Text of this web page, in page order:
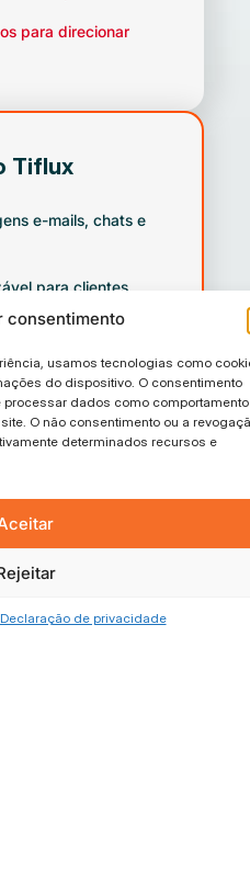
consentimento
usamos tecnologias como
do dispositivo. O consentimento
dados como
O não consentimento ou a
determinados recursos e
Declaração de privacidade
para direcionar
Tiflux
e-mails, chats e
para clientes
uma única
e Chatbots
e atendimentos
equipes.